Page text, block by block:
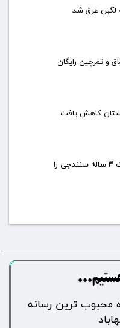
لگبن غرق شد
و تمرچین رایگان
کاهش یافت
سگ بلاصاحب جان کودک ۳ ساله سنندجی را
کننده محبوب ترین رسانه